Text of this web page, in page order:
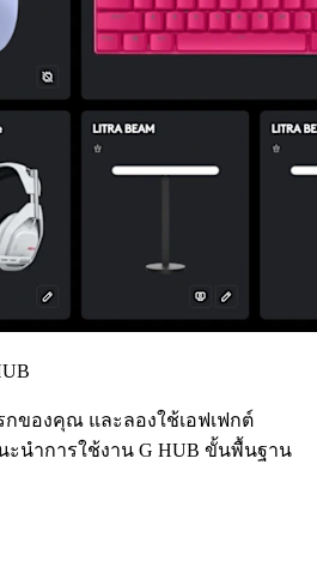
กของคุณ และลองใช้เอฟเฟกต์
ะนำการใช้งาน G HUB ขั้นพื้นฐาน